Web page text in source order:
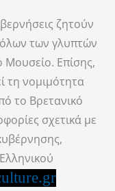
ζητούν
των γλυπτών
Επίσης,
τη νομιμότητα
το Βρετανικό
σχετικά με